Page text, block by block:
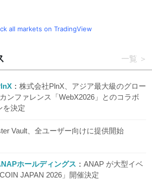
all markets on TradingView
一覧
株式会社PlnX、アジア最大級のグロー
ンファレンス「WebX2026」とのコラボ
を決定
Vault、全ユーザー向けに提供開始
ホールディングス
ANAP が大型イベ
JAPAN 2026」開催決定